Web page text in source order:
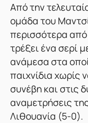
Από την
ομάδα του
περισσότερα από
τρέξει ένα σερί
ανάμεσα στα
παιχνίδια χωρίς
συνέβη και στις
αναμετρήσεις
Λιθουανία (5-0).